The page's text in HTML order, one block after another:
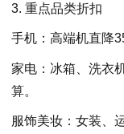
3. 重点品类折扣
手机：高端机直降
家电：冰箱、洗衣
算。
服饰美妆：女装、